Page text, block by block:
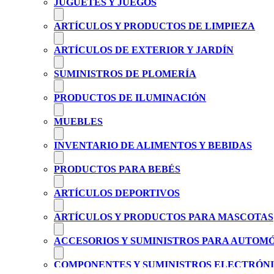
JUGUETES Y JUEGOS
ARTÍCULOS Y PRODUCTOS DE LIMPIEZA
ARTÍCULOS DE EXTERIOR Y JARDÍN
SUMINISTROS DE PLOMERÍA
PRODUCTOS DE ILUMINACIÓN
MUEBLES
INVENTARIO DE ALIMENTOS Y BEBIDAS
PRODUCTOS PARA BEBÉS
ARTÍCULOS DEPORTIVOS
ARTÍCULOS Y PRODUCTOS PARA MASCOTAS
ACCESORIOS Y SUMINISTROS PARA
COMPONENTES Y SUMINISTROS